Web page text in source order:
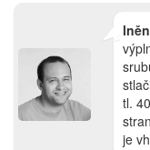
tl.
je